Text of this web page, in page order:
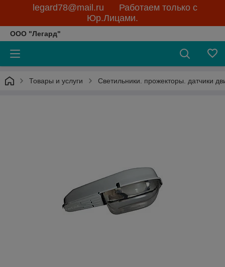
legard78@mail.ru Работаем только с
Юр.Лицами.
ООО "Легард"
Товары и услуги Светильники. прожекторы. датчики